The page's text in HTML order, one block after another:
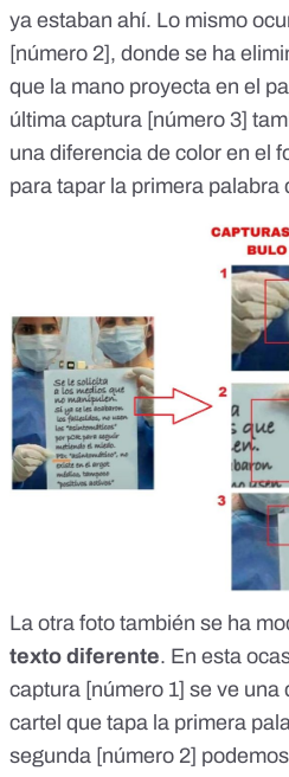
ya estaban ahí. Lo mismo
[número 2], donde se ha
que la mano proyecta en el
última captura [número 3]
una diferencia de color en el
para tapar la primera palabra
La otra foto también se ha
texto diferente. En esta
captura [número 1] se ve una
cartel que tapa la primera
segunda [número 2]